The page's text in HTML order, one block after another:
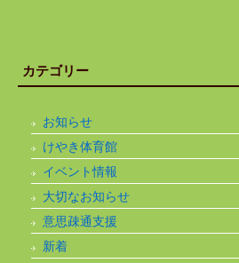
カテゴリー
お知らせ
けやき体育館
イベント情報
大切なお知らせ
意思疎通支援
新着